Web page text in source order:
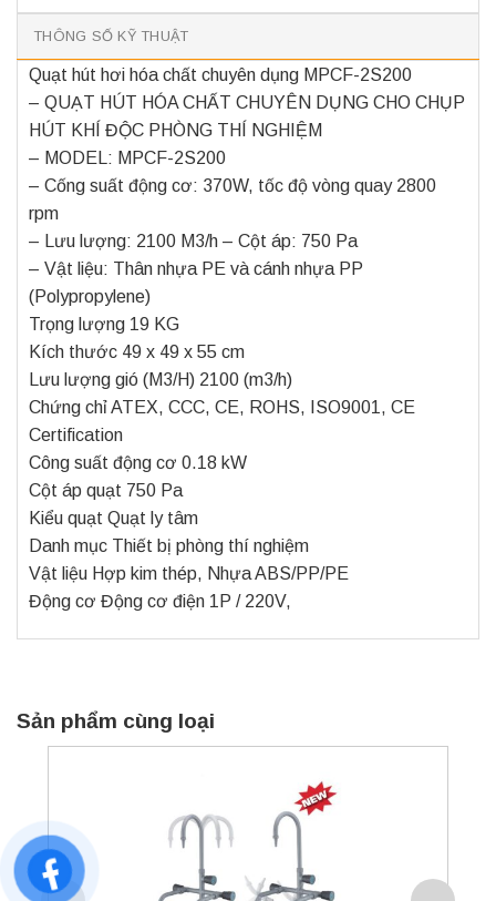
THÔNG SỐ KỸ THUẬT
Quạt hút hơi hóa chất chuyên dụng MPCF-2S200
– QUẠT HÚT HÓA CHẤT CHUYÊN DỤNG CHO CHỤP
HÚT KHÍ ĐỘC PHÒNG THÍ NGHIỆM
– MODEL: MPCF-2S200
– Cống suất động cơ: 370W, tốc độ vòng quay 2800
rpm
– Lưu lượng: 2100 M3/h – Cột áp: 750 Pa
– Vật liệu: Thân nhựa PE và cánh nhựa PP
(Polypropylene)
Trọng lượng 19 KG
Kích thước 49 x 49 x 55 cm
Lưu lượng gió (M3/H) 2100 (m3/h)
Chứng chỉ ATEX, CCC, CE, ROHS, ISO9001, CE
Certification
Công suất động cơ 0.18 kW
Cột áp quạt 750 Pa
Kiểu quạt Quạt ly tâm
Danh mục Thiết bị phòng thí nghiệm
Vật liệu Hợp kim thép, Nhựa ABS/PP/PE
Động cơ Động cơ điện 1P / 220V,
Sản phẩm cùng loại